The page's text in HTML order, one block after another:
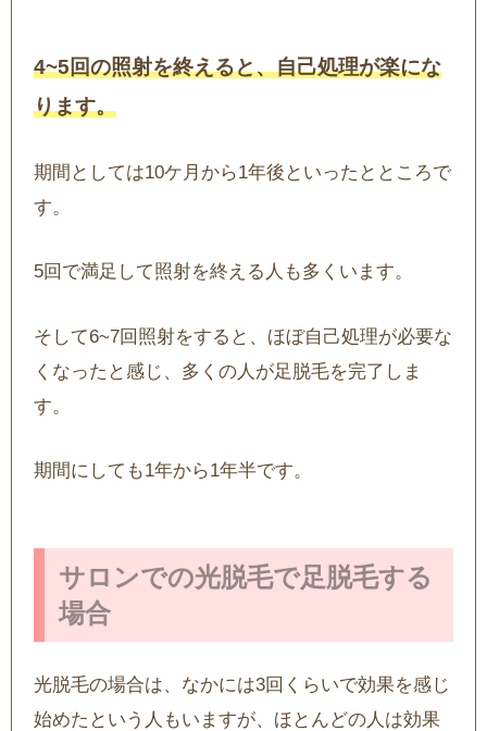
4~5回の照射を終えると、自己処理が楽にな
ります。
期間としては10ケ月から1年後といったとところで
す。
5回で満足して照射を終える人も多くいます。
そして6~7回照射をすると、ほぼ自己処理が必要な
くなったと感じ、多くの人が足脱毛を完了しま
す。
期間にしても1年から1年半です。
サロンでの光脱毛で足脱毛する
場合
光脱毛の場合は、なかには3回くらいで効果を感じ
始めたという人もいますが、ほとんどの人は効果